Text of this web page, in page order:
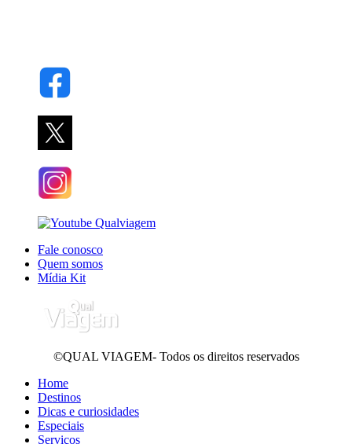
Fale conosco
Quem somos
Mídia Kit
©QUAL VIAGEM- Todos os direitos reservados
Home
Destinos
Dicas e curiosidades
Especiais
Serviços